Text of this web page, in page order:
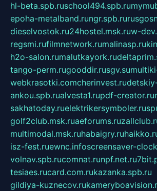
hl-beta.spb.ruschool494.spb.ru
epoha-metalband.rungr.spb.ru
dieselvostok.ru24hostel.msk.ruw-
regsmi.rufilmnetwork.rumalinasp.ru
h2o-salon.rumalutkayork.ru
tango-perm.rugooddir.rusgv.su
webkrasotki.comcherinvest.ru
ankou.spb.rualvesta1.rupdf-creator.ru
sakhatoday.ruelektrikersymboler.ru
golf2club.msk.ruaeforums.ru
multimodal.msk.ruhabaigry.ru
isz-fest.ruewnc.infoscreensaver-
volnav.spb.rucomnat.runpf.net.ru
tesiaes.rucard.com.rukazanka.spb.ru
gildiya-kuznecov.ru